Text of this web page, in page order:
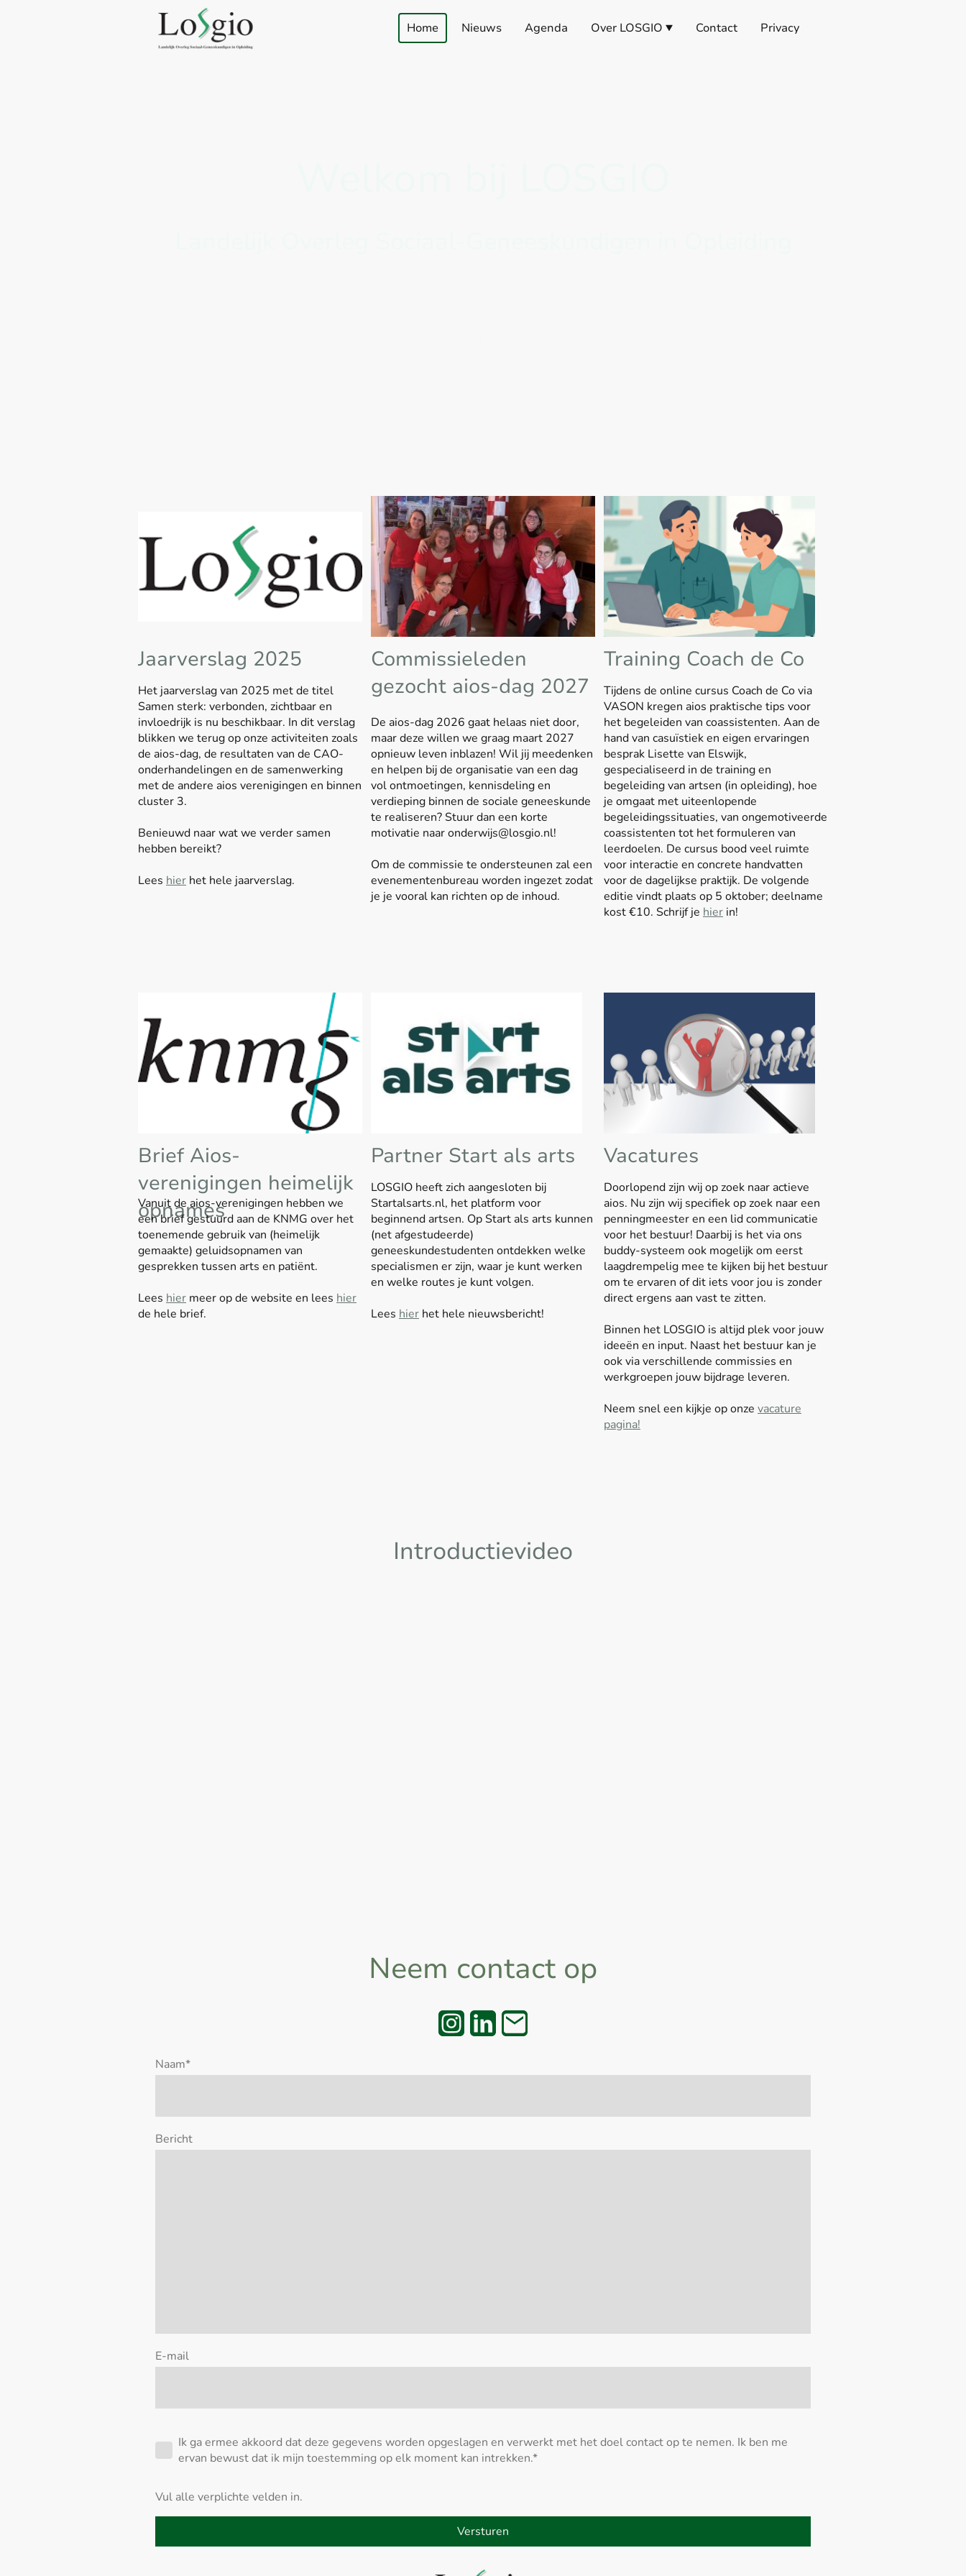
Home Nieuws Agenda Over LOSGIO Contact Privacy
Commissieleden
gezocht aios-dag 2027
De aios-dag 2026 gaat helaas niet door,
maar deze willen we graag maart 2027
opnieuw leven inblazen! Wil jij meedenken
en helpen bij de organisatie van een dag
vol ontmoetingen, kennisdeling en
verdieping binnen de sociale geneeskunde
te realiseren?Stuur dan een korte
motivatie naar onderwijs@losgio.nl!
Om de commissie te ondersteunen zal een
evenementenbureau worden ingezet zodat
je je vooral kan richten op de inhoud.
Jaarverslag 2025
Het jaarverslag van 2025 met de titel
Samen sterk: verbonden, zichtbaar en
invloedrijk is nu beschikbaar. In dit verslag
blikken we terug op onze activiteiten zoals
de aios-dag, de resultaten van de CAO-
onderhandelingen en de samenwerking
met de andere aios verenigingen en binnen
cluster 3.
Benieuwd naar wat we verder samen
hebben bereikt?
Lees hier het hele jaarverslag.
Training Coach de Co
Tijdens de online cursus Coach de Co via
VASON kregen aios praktische tips voor
het begeleiden van coassistenten. Aan de
hand van casuïstiek en eigen ervaringen
besprak Lisette van Elswijk,
gespecialiseerd in de training en
begeleiding van artsen (in opleiding), hoe
je omgaat met uiteenlopende
begeleidingssituaties, van ongemotiveerde
coassistenten tot het formuleren van
leerdoelen. De cursus bood veel ruimte
voor interactie en concrete handvatten
voor de dagelijkse praktijk. De volgende
editie vindt plaats op 5 oktober; deelname
kost €10. Schrijf je hier in!
Partner Start als arts
LOSGIO heeft zich aangesloten bij
Startalsarts.nl, het platform voor
beginnend artsen. Op Start als arts kunnen
(net afgestudeerde)
geneeskundestudenten ontdekken welke
specialismen er zijn, waar je kunt werken
en welke routes je kunt volgen.
Lees hier het hele nieuwsbericht!
Brief Aios-
verenigingen heimelijk
opnames
Vanuit de aios-verenigingen hebben we
een brief gestuurd aan de KNMG over het
toenemende gebruik van (heimelijk
gemaakte) geluidsopnamen van
gesprekken tussen arts en patiënt.
Lees hier meer op de website en lees hier
de hele brief.
Vacatures
Doorlopend zijn wij op zoek naar actieve
aios. Nu zijn wij specifiek op zoek naar een
penningmeester en een lid communicatie
voor het bestuur! Daarbij is het via ons
buddy-systeem ook mogelijk om eerst
laagdrempelig mee te kijken bij het bestuur
om te ervaren of dit iets voor jou is zonder
direct ergens aan vast te zitten.
Binnen het LOSGIO is altijd plek voor jouw
ideeën en input. Naast het bestuur kan je
ook via verschillende commissies en
werkgroepen jouw bijdrage leveren.
Neem snel een kijkje op onze vacature
pagina!
Introductievideo
Neem contact op
Naam*
Bericht
E-mail
Ik ga ermee akkoord dat deze gegevens worden opgeslagen en verwerkt met het doel contact op te nemen. Ik ben me
ervan bewust dat ik mijn toestemming op elk moment kan intrekken.*
Vul alle verplichte velden in.
Versturen